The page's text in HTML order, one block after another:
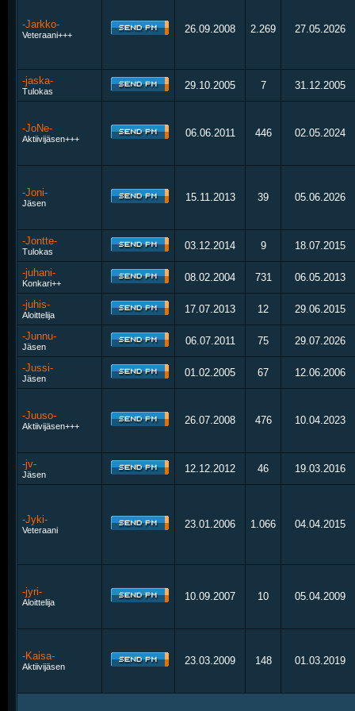
-Jarkko-
Veteraani+++ 26.09.2008 2.269 27.05.2026
-jaska-
Tulokas 29.10.2005 7 31.12.2005
-JoNe-
Aktiivijäsen+++ 06.06.2011 446 02.05.2024
-Joni-
Jäsen 15.11.2013 39 05.06.2026
-Jontte-
Tulokas 03.12.2014 9 18.07.2015
-juhani-
Konkari++ 08.02.2004 731 06.05.2013
-juhis-
Aloittelija 17.07.2013 12 29.06.2015
-Junnu-
Jäsen 06.07.2011 75 29.07.2026
-Jussi-
Jäsen 01.02.2005 67 12.06.2006
-Juuso-
Aktiivijäsen+++ 26.07.2008 476 10.04.2023
-jv-
Jäsen 12.12.2012 46 19.03.2016
-Jyki-
Veteraani 23.01.2006 1.066 04.04.2015
-jyri-
Aloittelija 10.09.2007 10 05.04.2009
-Kaisa-
Aktiivijäsen 23.03.2009 148 01.03.2019